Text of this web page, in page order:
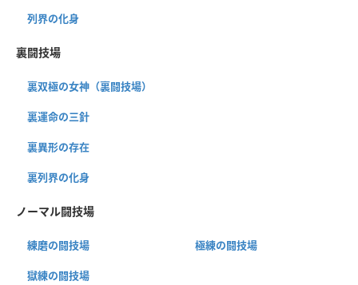
列界の化身
裏闘技場
裏双極の女神（裏闘技場）
裏運命の三針
裏異形の存在
裏列界の化身
ノーマル闘技場
練磨の闘技場 極練の闘技場
獄練の闘技場